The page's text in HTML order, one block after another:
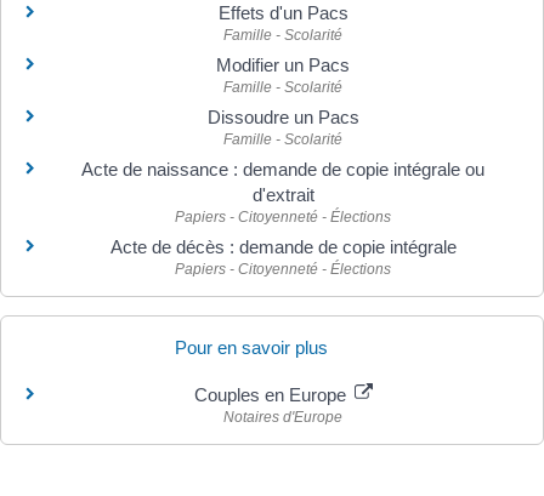
Effets d'un Pacs
Famille - Scolarité
Modifier un Pacs
Famille - Scolarité
Dissoudre un Pacs
Famille - Scolarité
Acte de naissance : demande de copie intégrale ou
d'extrait
Papiers - Citoyenneté - Élections
Acte de décès : demande de copie intégrale
Papiers - Citoyenneté - Élections
Pour en savoir plus
Couples en Europe
Notaires d'Europe